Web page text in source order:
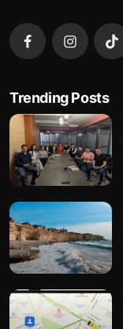
Trending Posts